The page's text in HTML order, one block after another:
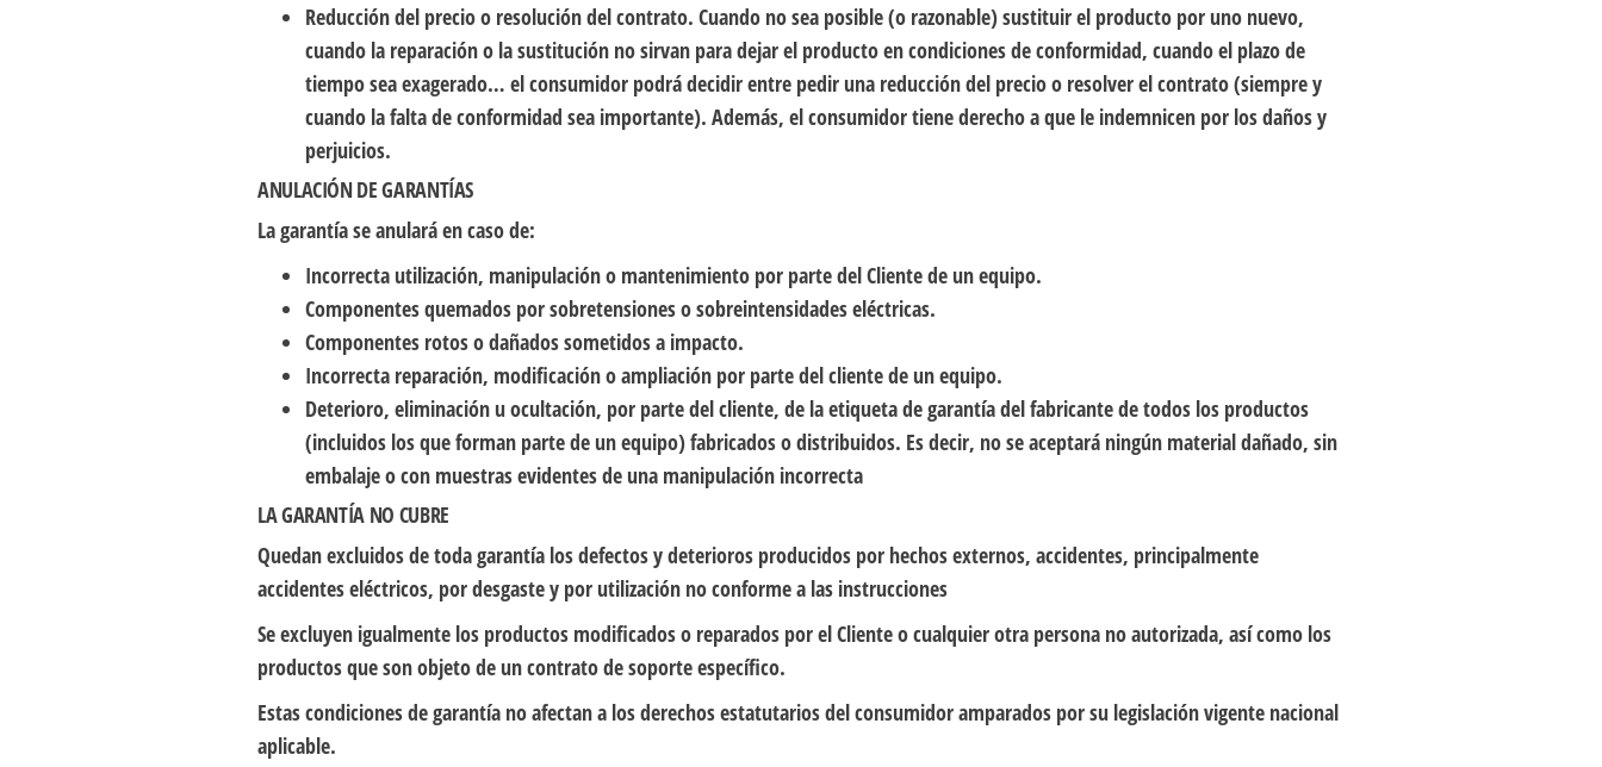
Reducción del precio o resolución del contrato. Cuando no sea posible (o razonable) sustituir el producto por uno nuevo,
cuando la reparación o la sustitución no sirvan para dejar el producto en condiciones de conformidad, cuando el plazo de
tiempo sea exagerado… el consumidor podrá decidir entre pedir una reducción del precio o resolver el contrato (siempre y
cuando la falta de conformidad sea importante). Además, el consumidor tiene derecho a que le indemnicen por los daños y
perjuicios.
ANULACIÓN DE GARANTÍAS
La garantía se anulará en caso de:
Incorrecta utilización, manipulación o mantenimiento por parte del Cliente de un equipo.
Componentes quemados por sobretensiones o sobreintensidades eléctricas.
Componentes rotos o dañados sometidos a impacto.
Incorrecta reparación, modificación o ampliación por parte del cliente de un equipo.
Deterioro, eliminación u ocultación, por parte del cliente, de la etiqueta de garantía del fabricante de todos los productos
(incluidos los que forman parte de un equipo) fabricados o distribuidos. Es decir, no se aceptará ningún material dañado, sin
embalaje o con muestras evidentes de una manipulación incorrecta
LA GARANTÍA NO CUBRE
Quedan excluidos de toda garantía los defectos y deterioros producidos por hechos externos, accidentes, principalmente
accidentes eléctricos, por desgaste y por utilización no conforme a las instrucciones
Se excluyen igualmente los productos modificados o reparados por el Cliente o cualquier otra persona no autorizada, así como los
productos que son objeto de un contrato de soporte específico.
Estas condiciones de garantía no afectan a los derechos estatutarios del consumidor amparados por su legislación vigente nacional
aplicable.